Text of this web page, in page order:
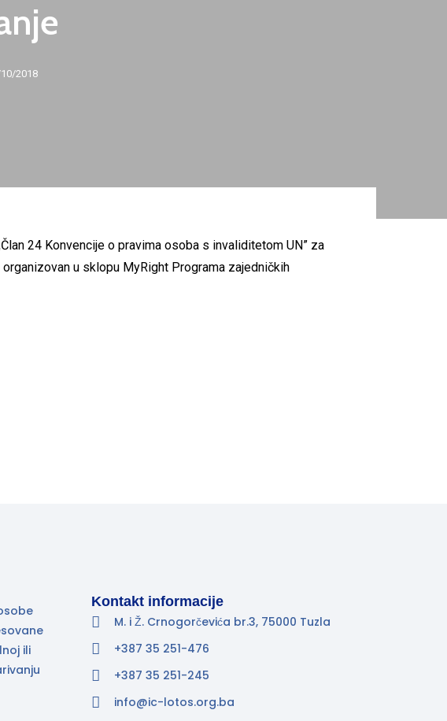
2018
24 Konvencije o pravima osoba s invaliditetom UN” za
u sklopu MyRight Programa zajedničkih
ili
Kontakt informacije
M. i Ž. Crnogorčevića br.3, 75000 Tuzla
+387 35 251-476
+387 35 251-245
info@ic-lotos.org.ba